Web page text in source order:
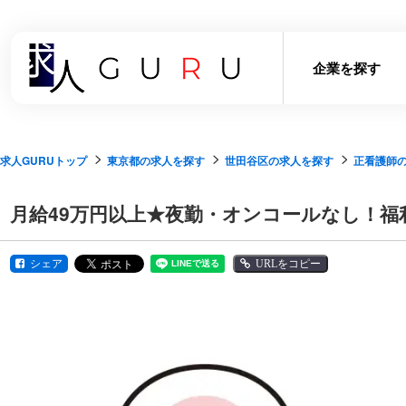
企業を探す
求人GURUトップ 東京都の求人を探す 世田谷区の求人を探す 正看護師
月給49万円以上★夜勤・オンコールなし！福
シェア URLをコピー